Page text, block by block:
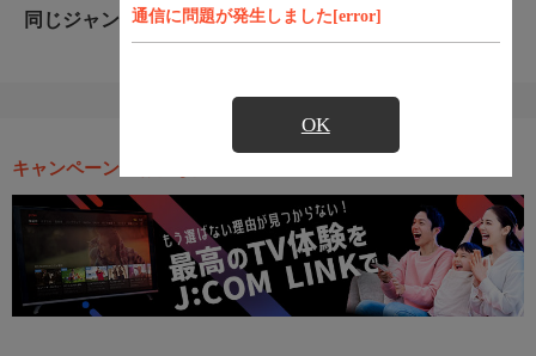
通信に問題が発生しました[error]
OK
同じジャンルのおすすめ番組
キャンペーン・お得な情報